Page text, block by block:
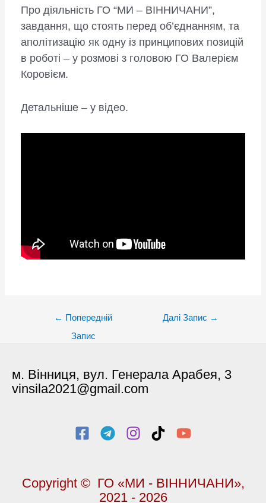
Про діяльність ГО “МИ – ВІННИЧАНИ”,
завдання, що стоять перед об’єднанням, та
аполітизацію як одну із принципових позицій
в роботі – у розмові з головою ГО Валерієм
Коровієм.
Детальніше – у відео.
← Попередній
Запис
Далі Запис →
м. Вінниця, вул. Генерала Арабея, 3
vinsila2021@gmail.com
Copyright © ГО «МИ - ВІННИЧАНИ»,
2021 - 2026